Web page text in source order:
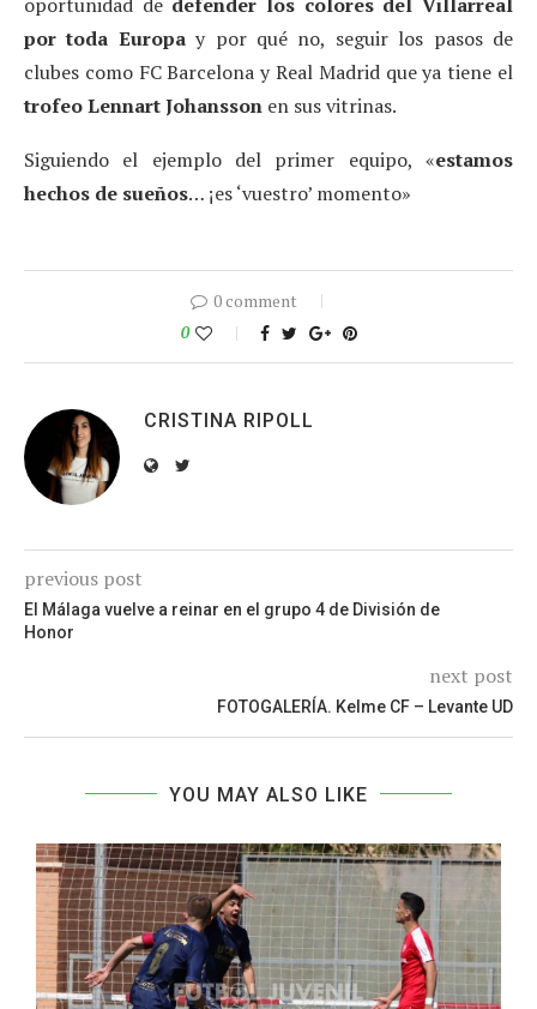
por toda Europay por qué no, seguir los pasos de
clubes como FC Barcelona y Real Madrid que ya tiene el
trofeo Lennart Johansson en sus vitrinas.
Siguiendo el ejemplo del primer equipo, «estamos
hechos de sueños… ¡es ‘vuestro’ momento»
0 comment
0
CRISTINA RIPOLL
previous post
El Málaga vuelve a reinar en el grupo 4 de División de
Honor
next post
FOTOGALERÍA. Kelme CF – Levante UD
YOU MAY ALSO LIKE